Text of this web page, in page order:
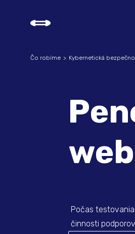
Počas
činnosti
Čo robíme Kybernetická